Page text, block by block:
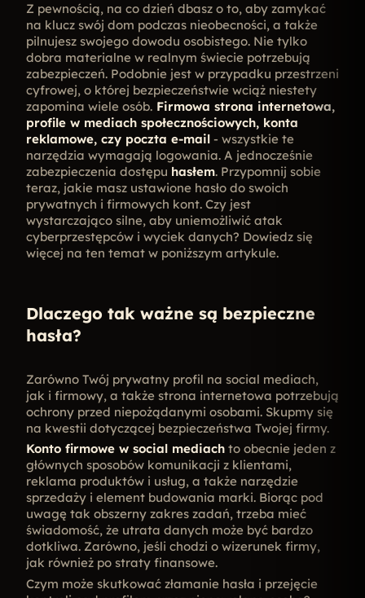
Z pewnością, na co dzień dbasz o to, aby zamykać
na klucz swój dom podczas nieobecności, a także
pilnujesz swojego dowodu osobistego. Nie tylko
dobra materialne w realnym świecie potrzebują
zabezpieczeń. Podobnie jest w przypadku przestrzeni
cyfrowej, o której bezpieczeństwie wciąż niestety
zapomina wiele osób. Firmowa strona internetowa,
profile w mediach społecznościowych, konta
reklamowe, czy poczta e-mail - wszystkie te
narzędzia wymagają logowania. A jednocześnie
zabezpieczenia dostępu hasłem. Przypomnij sobie
teraz, jakie masz ustawione hasło do swoich
prywatnych i firmowych kont. Czy jest
wystarczająco silne, aby uniemożliwić atak
cyberprzestępców i wyciek danych? Dowiedz się
więcej na ten temat w poniższym artykule.
Dlaczego tak ważne są bezpieczne
hasła?
Zarówno Twój prywatny profil na social mediach,
jak i firmowy, a także strona internetowa potrzebują
ochrony przed niepożądanymi osobami. Skupmy się
na kwestii dotyczącej bezpieczeństwa Twojej firmy.
Konto firmowe w social mediach to obecnie jeden z
głównych sposobów komunikacji z klientami,
reklama produktów i usług, a także narzędzie
sprzedaży i element budowania marki. Biorąc pod
uwagę tak obszerny zakres zadań, trzeba mieć
świadomość, że utrata danych może być bardzo
dotkliwa. Zarówno, jeśli chodzi o wizerunek firmy,
jak również po straty finansowe.
Czym może skutkować złamanie hasła i przejęcie